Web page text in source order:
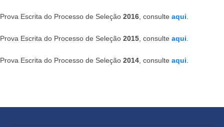
Prova Escrita do Processo de Seleção 2016 , consulte aqui
Prova Escrita do Processo de Seleção 2015 , consulte aqui
Prova Escrita do Processo de Seleção 2014 , consulte aqui